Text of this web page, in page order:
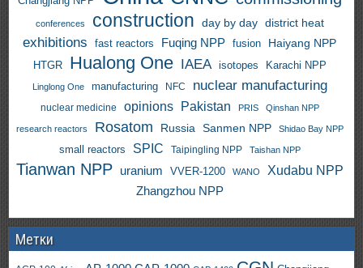
conferences construction day by day district heat
exhibitions fast reactors Fuqing NPP fusion Haiyang NPP
HTGR Hualong One IAEA isotopes Karachi NPP
Linglong One manufacturing NFC nuclear manufacturing
nuclear medicine opinions Pakistan PRIS Qinshan NPP
research reactors Rosatom Russia Sanmen NPP Shidao Bay NPP
small reactors SPIC Taipingling NPP Taishan NPP
Tianwan NPP uranium VVER-1200 WANO
Xudabu NPP
Zhangzhou NPP
Метки